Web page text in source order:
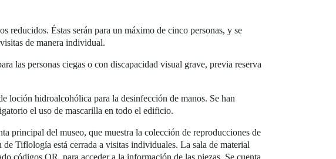
reducidos. Éstas serán para un máximo de cinco personas, y se
de manera individual.
las personas ciegas o con discapacidad visual grave, previa reserva
loción hidroalcohólica para la desinfección de manos. Se han
el uso de mascarilla en todo el edificio.
principal del museo, que muestra la colección de reproducciones de
Tiflología está cerrada a visitas individuales. La sala de material
códigos QR, para acceder a la información de las piezas. Se cuenta